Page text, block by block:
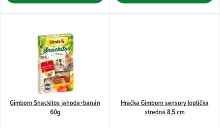
Gimborn Snackitos jahoda+banán
60g
Hračka Gimborn sensory loptička
stredná 8,5 cm